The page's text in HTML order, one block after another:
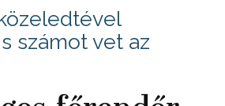
számot vet az